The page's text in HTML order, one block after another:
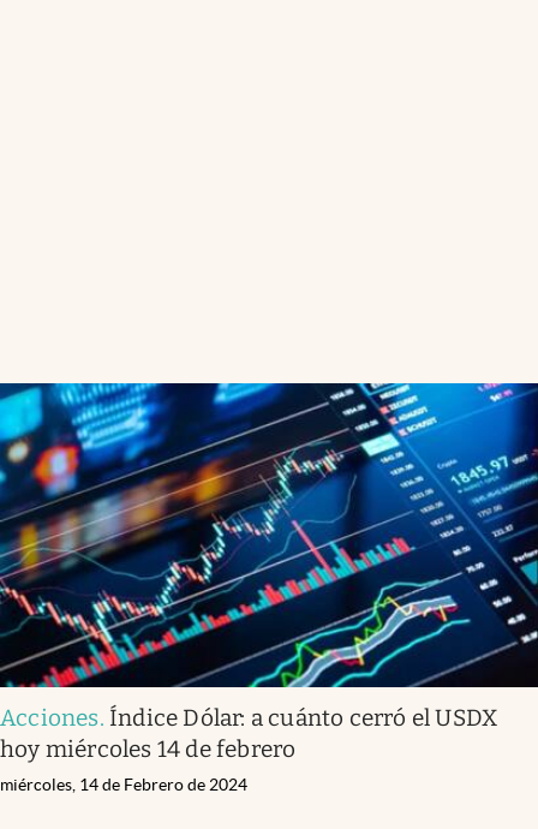
Acciones. Índice Dólar: a cuánto cerró el USDX
hoy miércoles 14 de febrero
miércoles, 14 de Febrero de 2024